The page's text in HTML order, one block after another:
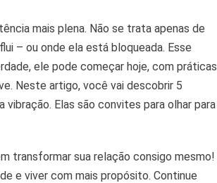
mais plena. Não se trata apenas de
– ou onde ela está bloqueada. Esse
ele pode começar hoje, com práticas
Neste artigo, você vai descobrir 5
Elas são convites para olhar para
transformar sua relação consigo mesmo!
e viver com mais propósito. Continue